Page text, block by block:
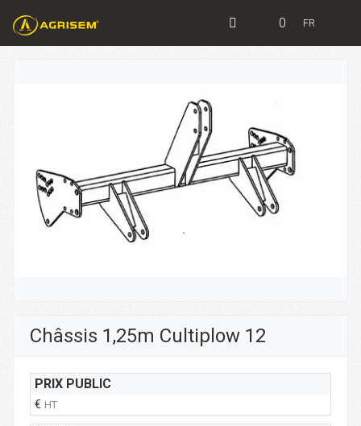
0 FR
Châssis 1,25m Cultiplow 12
PRIX PUBLIC
€ HT